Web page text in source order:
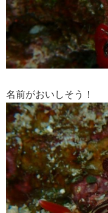
名前がおいしそう！